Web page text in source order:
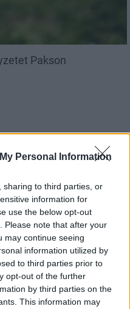
Personal Information
sharing to third parties, or
information for
use the below opt-out
Please note that after your
may continue seeing
information utilized by
to third parties prior to
opt-out of the further
by third parties on the
This information may
Pakson